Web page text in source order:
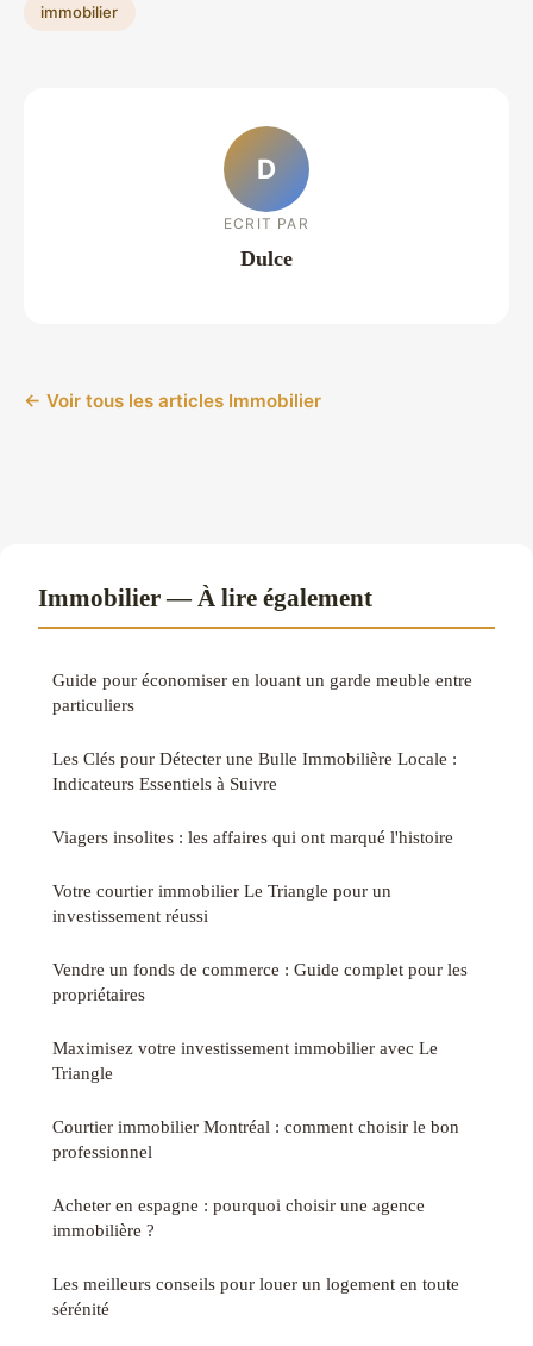
immobilier
D
ECRIT PAR
Dulce
← Voir tous les articles Immobilier
Immobilier — À lire également
Guide pour économiser en louant un garde meuble entre
particuliers
Les Clés pour Détecter une Bulle Immobilière Locale :
Indicateurs Essentiels à Suivre
Viagers insolites : les affaires qui ont marqué l'histoire
Votre courtier immobilier Le Triangle pour un
investissement réussi
Vendre un fonds de commerce : Guide complet pour les
propriétaires
Maximisez votre investissement immobilier avec Le
Triangle
Courtier immobilier Montréal : comment choisir le bon
professionnel
Acheter en espagne : pourquoi choisir une agence
immobilière ?
Les meilleurs conseils pour louer un logement en toute
sérénité